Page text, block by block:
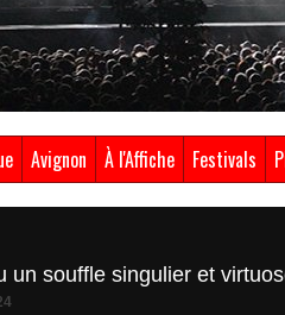
Avignon À l'Affiche Festivals
un souffle singulier et